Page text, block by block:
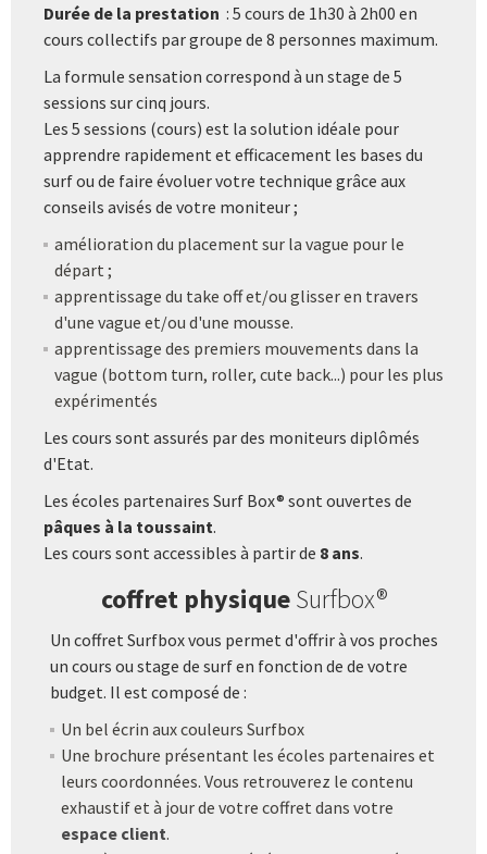
Durée de la prestation : 5 cours de 1h30 à 2h00 en
cours collectifs par groupe de 8 personnes maximum.
La formule sensation correspond à un stage de 5
sessions sur cinq jours.
Les 5 sessions (cours) est la solution idéale pour
apprendre rapidement et efficacement les bases du
surf ou de faire évoluer votre technique grâce aux
conseils avisés de votre moniteur ;
amélioration du placement sur la vague pour le
départ ;
apprentissage du take off et/ou glisser en travers
d'une vague et/ou d'une mousse.
apprentissage des premiers mouvements dans la
vague (bottom turn, roller, cute back...) pour les plus
expérimentés
Les cours sont assurés par des moniteurs diplômés
d'Etat.
Les écoles partenaires Surf Box® sont ouvertes de
pâques à la toussaint.
Les cours sont accessibles à partir de 8 ans.
coffret physiqueSurfbox®
Un coffret Surfbox vous permet d'offrir à vos proches
un cours ou stage de surf en fonction de de votre
budget. Il est composé de :
Un bel écrin aux couleurs Surfbox
Une brochure présentant les écoles partenaires et
leurs coordonnées. Vous retrouverez le contenu
exhaustif et à jour de votre coffret dans votre
espace client.